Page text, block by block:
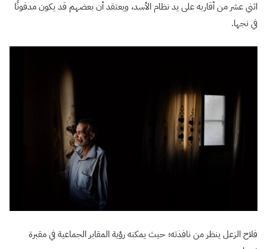
اثني عشر من أقاربه على يد نظام الأسد، ويعتقد أن بعضهم قد يكون مدفونًا
في نجها.
فلاح الزعل ينظر من نافذته؛ حيث يمكنه رؤية المقابر الجماعية في مقبرة